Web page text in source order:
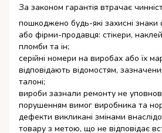
За законом гарантія втрачає
пошкоджено будь-які захисні
або фірми-продавця: стікери,
пломби та ін;
серійні номери на виробах або їх
відповідають відомостям,
талоні;
вироби зазнали ремонту не
порушенням вимог виробника та
дефекти викликані змінами
товару з метою, що не відповідає